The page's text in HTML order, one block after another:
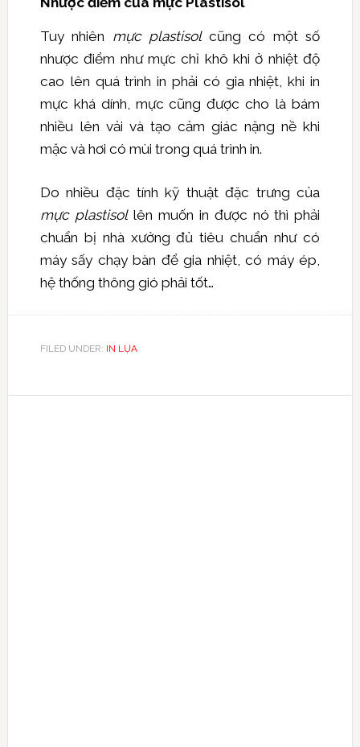
Tuy nhiên mực plastisolcũng có một số
nhược điểm như mực chỉ khô khi ở nhiệt độ
cao lên quá trình in phải có gia nhiệt, khi in
mực khá dính, mực cũng được cho là bám
nhiều lên vải và tạo cảm giác nặng nề khi
mặc và hơi có mùi trong quá trình in.
Do nhiều đặc tính kỹ thuật đặc trưng của
mực plastisollên muốn in được nó thì phải
chuẩn bị nhà xưởng đủ tiêu chuẩn như có
máy sấy chạy bàn để gia nhiệt, có máy ép,
hệ thống thông gió phải tốt…
FILED UNDER: IN LỤA